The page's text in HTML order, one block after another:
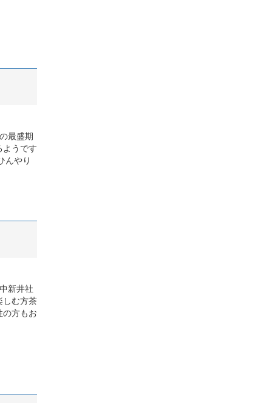
最盛期
うです
んやり
新井社
しむ方茶
方もお